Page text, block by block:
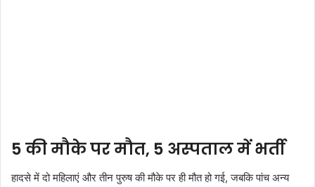
5 की मौके पर मौत, 5 अस्पताल में भर्ती
हादसे में दो महिलाएं और तीन पुरुष की मौके पर ही मौत हो गई, जबकि पांच अन्य